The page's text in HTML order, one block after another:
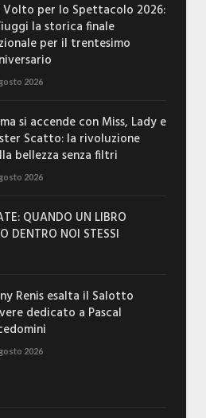
Volto per lo Spettacolo 2026:
la storica finale
per il trentesimo
2026
si accende con Miss, Lady e
Scatto: la rivoluzione
bellezza senza filtri
2026
QUANDO UN LIBRO
DENTRO NOI STESSI
Renis esalta il Salotto
dedicato a Pascal
2026